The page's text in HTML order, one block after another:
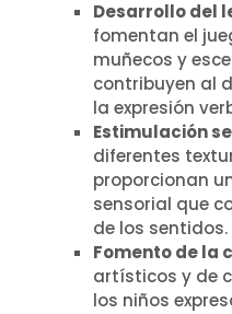
Desarrollo del
fomentan el
muñecos y
contribuyen al
la expresión
Estimulación
diferentes
proporcionan
sensorial que
de los sentidos.
Fomento de la
artísticos y de
los niños